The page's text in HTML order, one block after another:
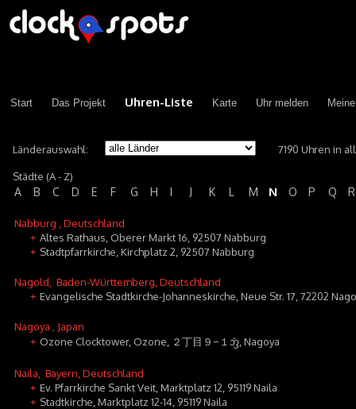
Start Das Projekt Uhren-Liste Karte Uhr melden
Länderauswahl: 7190 Uhren in
Städte (A - Z)
A B C D E F G H I J K L M N O P Q R
Nabburg , Deutschland
+ Altes Rathaus, Oberer Markt 16, 92507 Nabburg
+ Stadtpfarrkirche, Kirchplatz 2, 92507 Nabburg
Nagold , Baden-Württemberg, Deutschland
+ Evangelische Stadtkirche-Johanneskirche, Neue Str. 17, 72202
Nagoya , Japan
+ Ozone Clocktower, Ozone, ２丁目９−１ᦁ, Nagoya
Naila , Bayern, Deutschland
+ Ev. Pfarrkirche Sankt Veit, Marktplatz 12, 95119 Naila
+ Stadtkirche, Marktplatz 12-14, 95119 Naila